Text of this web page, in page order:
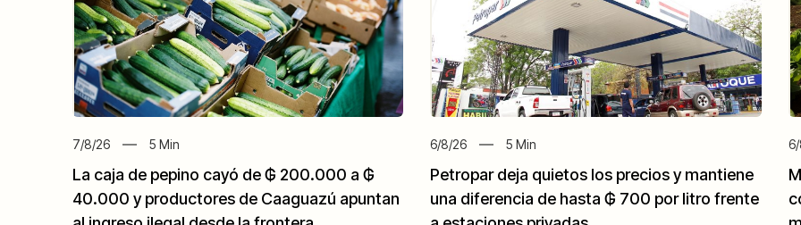
7/8/26 5 Min
La caja de pepino cayó de ₲ 200.000 a ₲
40.000 y productores de Caaguazú apuntan
6/8/26 5 Min
Petropar deja quietos los precios y mantiene
una diferencia de hasta ₲ 700 por litro frente